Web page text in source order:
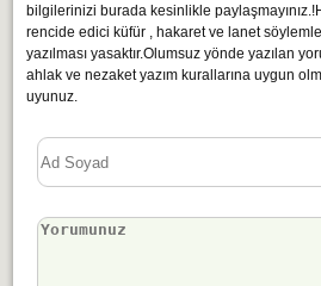
bilgilerinizi burada kesinlikle
rencide edici küfür , hakaret ve lanet
yazılması yasaktır.Olumsuz yönde yazılan
ahlak ve nezaket yazım kurallarına uygun
uyunuz.